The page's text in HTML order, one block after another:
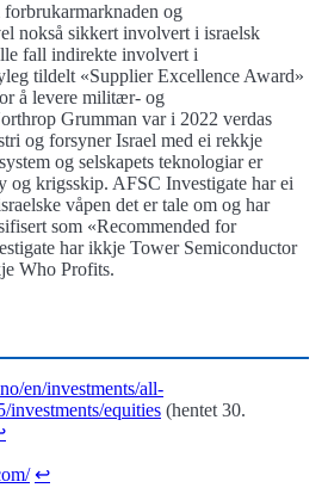
forbrukarmarknaden og
nokså sikkert involvert i israelsk
fall indirekte involvert i
tildelt «Supplier Excellence Award»
å levere militær- og
Grumman var i 2022 verdas
og forsyner Israel med ei rekkje
og selskapets teknologiar er
og krigsskip. AFSC Investigate har ei
våpen det er tale om og har
som «Recommended for
har ikkje Tower Semiconductor
Who Profits.
en/investments/all-
investments/equities (hentet 30.
↩︎